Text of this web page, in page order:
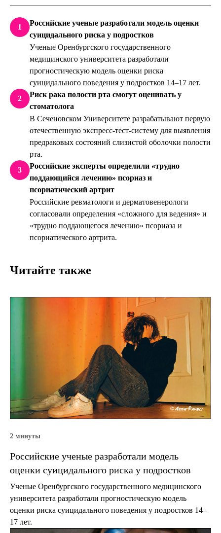
1
Российские ученые разработали модель оценки
суицидального риска у подростков
Ученые Оренбургского государственного
медицинского университета разработали
прогностическую модель оценки риска
суицидального поведения у подростков 14–17 лет.
2
Риск рака полости рта смогут оценивать у
стоматолога
В Сеченовском Университете разрабатывают первую
отечественную экспресс-тест-систему для выявления
предраковых состояний слизистой оболочки полости
рта.
3
Российские эксперты определили «трудно
поддающийся лечению» псориаз и
псориатический артрит
Российские ревматологи и дерматовенерологи
согласовали определения «сложного для ведения» и
«трудно поддающегося лечению» псориаза и
псориатического артрита.
Читайте также
2 минуты
Российские ученые разработали модель
оценки суицидального риска у подростков
Ученые Оренбургского государственного медицинского
университета разработали прогностическую модель
оценки риска суицидального поведения у подростков 14–
17 лет.